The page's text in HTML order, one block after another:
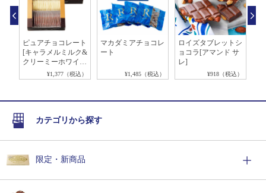
ピュアチョコレート
[キャラメルミルク&
クリーミーホワイ
¥1,377（税込）
マカダミアチョコレ
ート
¥1,485（税込）
ロイズタブレットシ
ョコラ[アマンド サ
レ]
¥918（税込）
カテゴリから探す
限定・新商品